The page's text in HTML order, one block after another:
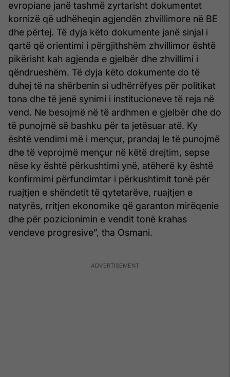
evropiane janë tashmë zyrtarisht dokumentet
kornizë që udhëheqin agjendën zhvillimore në BE
dhe përtej. Të dyja këto dokumente janë sinjal i
qartë që orientimi i përgjithshëm zhvillimor është
pikërisht kah agjenda e gjelbër dhe zhvillimi i
qëndrueshëm. Të dyja këto dokumente do të
duhej të na shërbenin si udhërrëfyes për politikat
tona dhe të jenë synimi i institucioneve të reja në
vend. Ne besojmë në të ardhmen e gjelbër dhe do
të punojmë së bashku për ta jetësuar atë. Ky
është vendimi më i mençur, prandaj le të punojmë
dhe të veprojmë mençur në këtë drejtim, sepse
nëse ky është përkushtimi ynë, atëherë ky është
konfirmimi përfundimtar i përkushtimit tonë për
ruajtjen e shëndetit të qytetarëve, ruajtjen e
natyrës, rritjen ekonomike që garanton mirëqenie
dhe për pozicionimin e vendit tonë krahas
vendeve progresive”, tha Osmani.